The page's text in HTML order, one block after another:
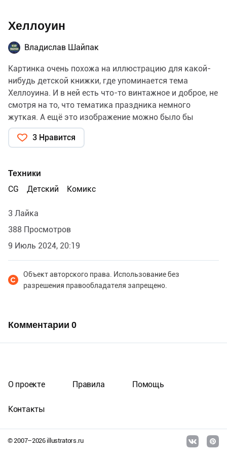
Хеллоуин
Владислав Шайпак
Картинка очень похожа на иллюстрацию для какой-
нибудь детской книжки, где упоминается тема
Хеллоуина. И в ней есть что-то винтажное и доброе, не
смотря на то, что тематика праздника немного
жуткая. А ещё это изображение можно было бы
использовать как наклейку.
3 Нравится
Техники
CG
Детский Комикс
3 Лайка
388 Просмотров
9 Июль 2024, 20:19
Объект авторского права. Использование без
разрешения правообладателя запрещено.
Комментарии 0
© 2007–2026illustrators.ru
О проекте Правила Помощь
Контакты